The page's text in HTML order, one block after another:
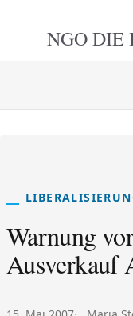
NGO DIE
Warnung
Ausverkauf